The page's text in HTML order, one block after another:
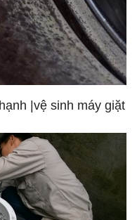
|vệ sinh máy giặt